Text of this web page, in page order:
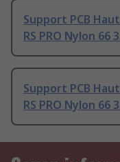
Support PCB
RS PRO Nylon 66
Support PCB
RS PRO Nylon 66